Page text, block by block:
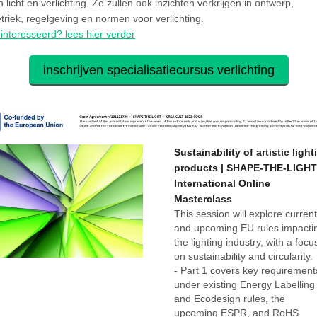
licht en verlichting. Ze zullen ook inzichten verkrijgen in ontwerp,
regelgeving en normen voor verlichting.
lees hier verder
inschrijven specialisatiecursus verlichting
Sustainability of artistic
products | SHAPE-THE-LIGHT
International Online
Masterclass
This session will explore current
and upcoming EU rules
the lighting industry, with a
on sustainability and circularity.
- Part 1 covers key
under existing Energy Labelling
and Ecodesign rules, the
upcoming ESPR, and RoHS